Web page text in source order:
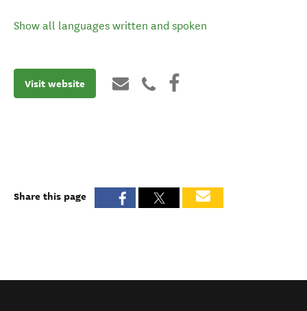
Show all languages written and spoken
Visit website
Share this page